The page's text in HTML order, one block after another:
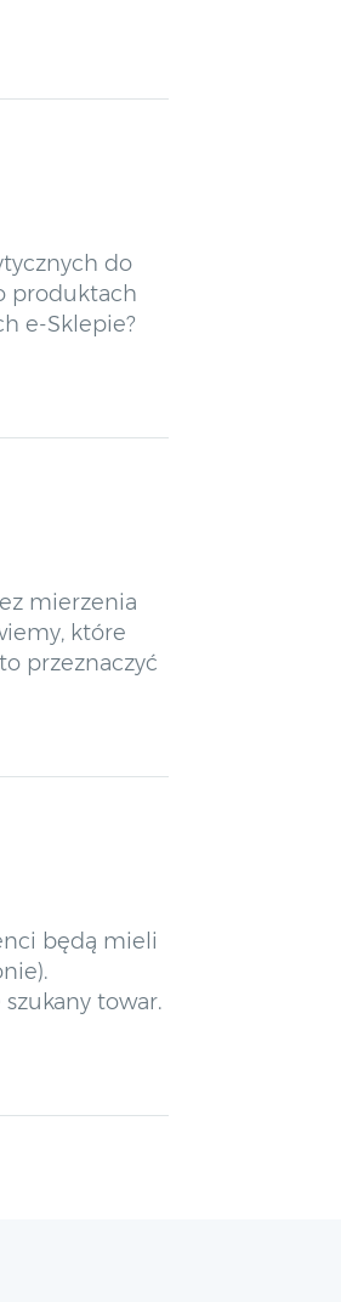
do
produktach
e-Sklepie?
mierzenia
które
przeznaczyć
będą mieli
towar.